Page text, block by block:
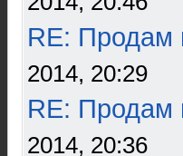
RE: Продам
2014, 20:29
RE: Продам
2014, 20:36